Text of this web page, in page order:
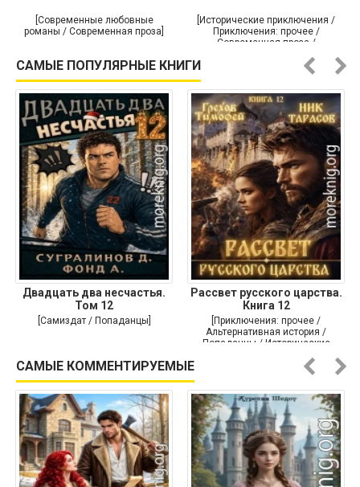
[Современные любовные
романы / Современная проза]
[Исторические приключения /
Приключения: прочее /
Современная проза /
САМЫЕ ПОПУЛЯРНЫЕ КНИГИ
Двадцать два несчастья.
Том 12
[Самиздат / Попаданцы]
Рассвет русского царства.
Книга 12
[Приключения: прочее /
Альтернативная история /
Попаданцы / Исторические
САМЫЕ КОММЕНТИРУЕМЫЕ